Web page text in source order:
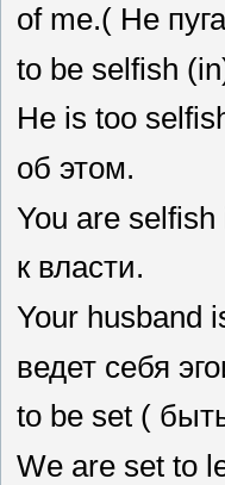
of me.( He
to be selfish
He is too
об этом.
You are
к власти.
Your husband
ведет себя
to be set (
We are set to